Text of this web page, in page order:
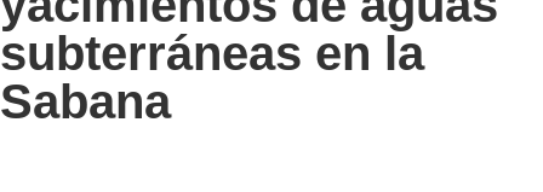
subterráneas en la
Sabana